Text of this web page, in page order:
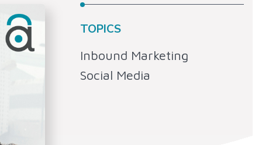
TOPICS
Inbound Marketing
Social Media